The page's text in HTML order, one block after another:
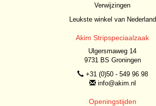
Verwijzingen
Leukste winkel van Nederland
Akim Stripspeciaalzaak
Ulgersmaweg 14
9731 BS Groningen
+31 (0)50 - 549 96 98
info@akim.nl
Openingstijden